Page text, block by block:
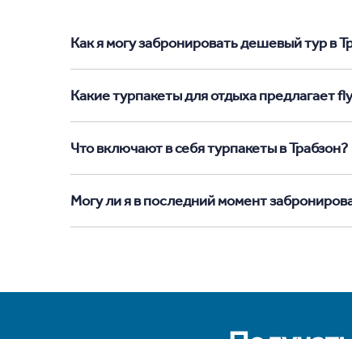
Как я могу забронировать дешевый тур в
Какие турпакеты для отдыха предлагает
Что включают в себя турпакеты в Трабзон?
Могу ли я в последний момент